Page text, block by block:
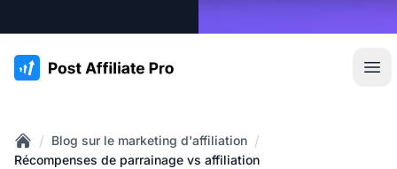
:site.title
Home
/ Blog sur le marketing d'affiliation /
Récompenses de parrainage vs affiliation